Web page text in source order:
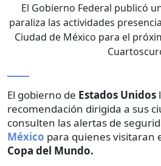
El Gobierno Federal publicó
paraliza las actividades
Ciudad de México para el
El gobierno de Estados Unidos
recomendación dirigida a sus
consulten las alertas de
México para quienes visitaran
Copa del Mundo.